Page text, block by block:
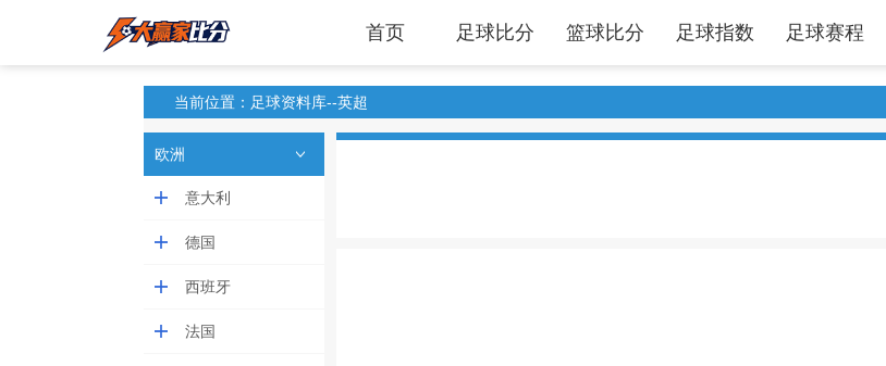
首页 足球比分 篮球比分 足球指数 足球赛程
当前位置：足球资料库--英超
欧洲
意大利
德国
西班牙
法国